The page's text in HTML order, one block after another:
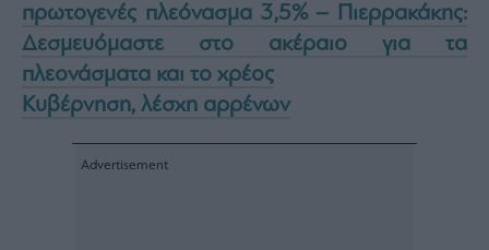
πρωτογενές πλεόνασμα 3,5% – Πιερρακάκης:
Δεσμευόμαστε στο ακέραιο για τα
πλεονάσματα και το χρέος
Κυβέρνηση, λέσχη αρρένων